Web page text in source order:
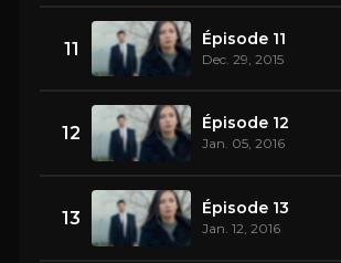
11 Épisode 11
Dec. 29, 2015
12 Épisode 12
Jan. 05, 2016
13 Épisode 13
Jan. 12, 2016